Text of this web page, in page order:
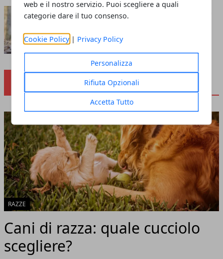
web e il nostro servizio. Puoi scegliere a quali
categorie dare il tuo consenso.
Cookie Policy | Privacy Policy
Personalizza
Rifiuta Opzionali
Accetta Tutto
Pinscher e il suo addestramento
RAZZE
Cani di razza: quale cucciolo
scegliere?